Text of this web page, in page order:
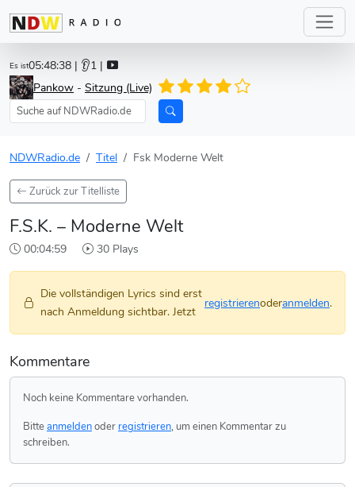
Es ist05:48:38 | 👂1 |
Pankow - Sitzung (Live)
NDWRadio.de Titel Fsk Moderne Welt
Zurück zur Titelliste
F.S.K. – Moderne Welt
00:04:59 30 Plays
Die vollständigen Lyrics sind erst
nach Anmeldung sichtbar. Jetzt
registrierenoderanmelden.
Kommentare
Noch keine Kommentare vorhanden.
Bitteanmeldenoder registrieren, um einen Kommentar zu
schreiben.